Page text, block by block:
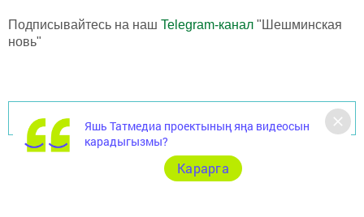
Подписывайтесь на наш Telegram-канал "Шешминская
новь"
Перейти на страницу новости
Яшь Татмедиа проектының яңа видеосын
карадыгызмы?
Карарга